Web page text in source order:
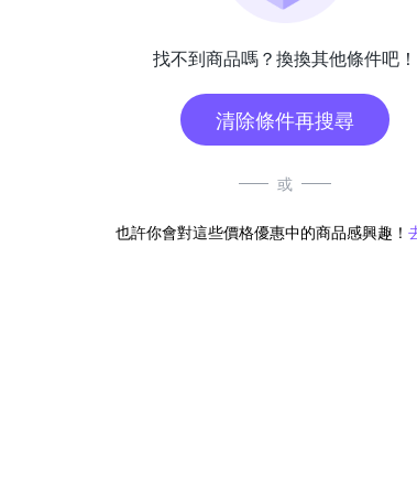
找不到商品嗎？換換其他條件吧！
清除條件再搜尋
或
也許你會對這些價格優惠中的商品感興趣！